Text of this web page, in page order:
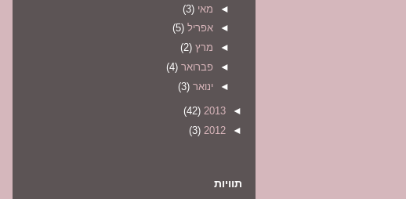
◄ מאי (3)
◄ אפריל (5)
◄ מרץ (2)
◄ פברואר (4)
◄ ינואר (3)
◄
2013
(42)
◄
2012
(3)
תוויות